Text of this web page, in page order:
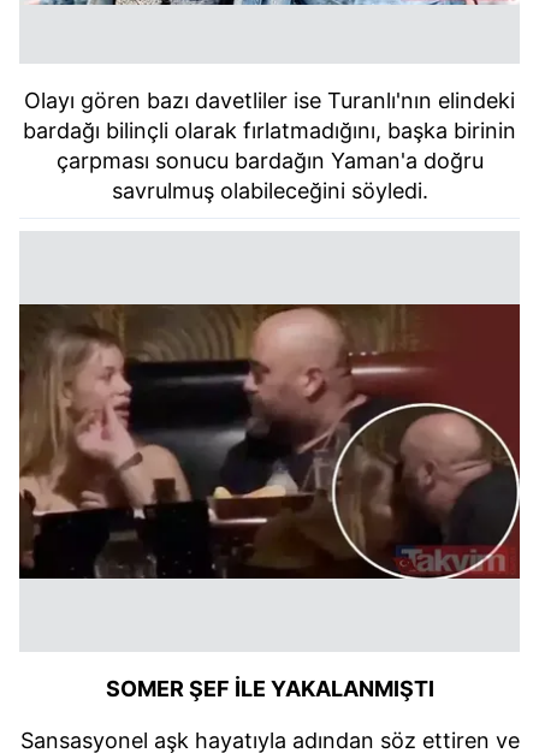
Olayı gören bazı davetliler ise Turanlı'nın elindeki
bardağı bilinçli olarak fırlatmadığını, başka birinin
çarpması sonucu bardağın Yaman'a doğru
savrulmuş olabileceğini söyledi.
SOMER ŞEF İLE YAKALANMIŞTI
Sansasyonel aşk hayatıyla adından söz ettiren ve